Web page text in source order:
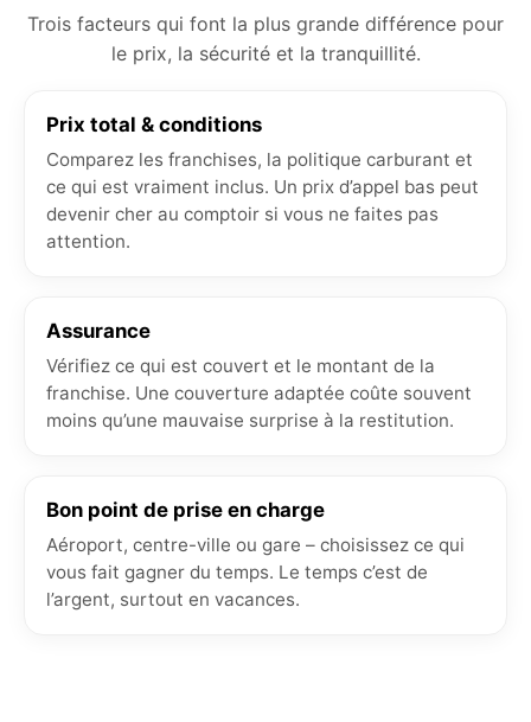
Trois facteurs qui font la plus grande différence pour
le prix, la sécurité et la tranquillité.
Prix total & conditions
Comparez les franchises, la politique carburant et
ce qui est vraiment inclus. Un prix d’appel bas peut
devenir cher au comptoir si vous ne faites pas
attention.
Assurance
Vérifiez ce qui est couvert et le montant de la
franchise. Une couverture adaptée coûte souvent
moins qu’une mauvaise surprise à la restitution.
Bon point de prise en charge
Aéroport, centre-ville ou gare – choisissez ce qui
vous fait gagner du temps. Le temps c’est de
l’argent, surtout en vacances.